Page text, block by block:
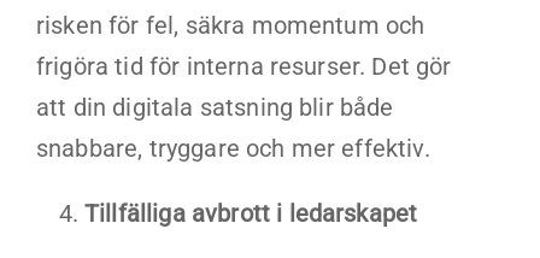
risken för fel, säkra momentum och
frigöra tid för interna resurser. Det gör
att din digitala satsning blir både
snabbare, tryggare och mer effektiv.
Tillfälliga avbrott i ledarskapet